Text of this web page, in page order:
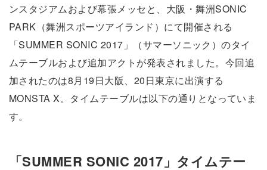
ンスタジアムおよび幕張メッセと、大阪・舞洲SONIC
PARK（舞洲スポーツアイランド）にて開催される
「SUMMER SONIC 2017」（サマーソニック）のタイ
ムテーブルおよび追加アクトが発表されました。今回追
加されたのは8月19日大阪、20日東京に出演する
MONSTA X。タイムテーブルは以下の通りとなっていま
す。
「SUMMER SONIC 2017」タイムテー